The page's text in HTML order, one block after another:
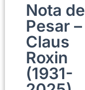
Nota de
Pesar –
Claus
Roxin
(1931-